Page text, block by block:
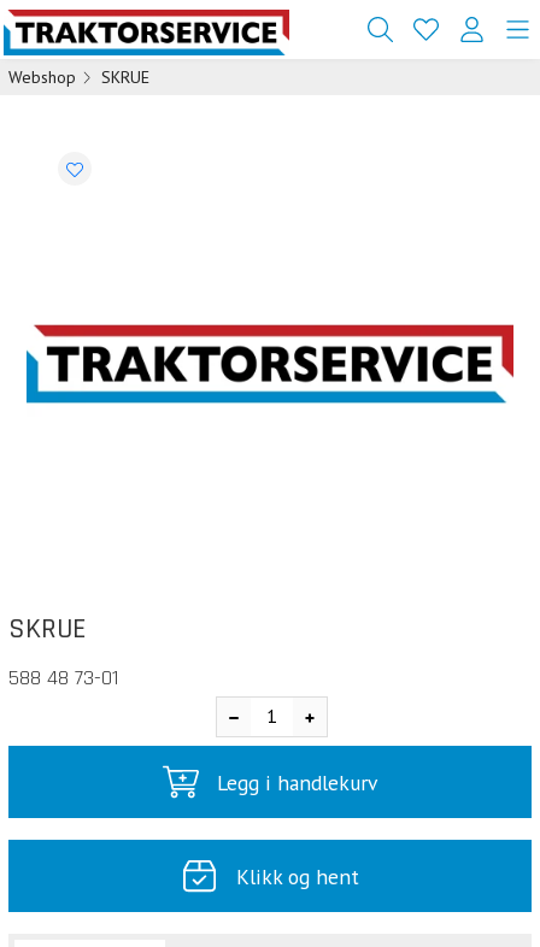
Webshop SKRUE
SKRUE
588 48 73-01
Legg i handlekurv
Klikk og hent